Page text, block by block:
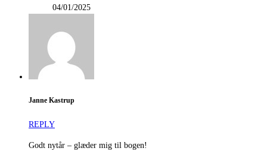
04/01/2025
Janne Kastrup
REPLY
Godt nytår – glæder mig til bogen!